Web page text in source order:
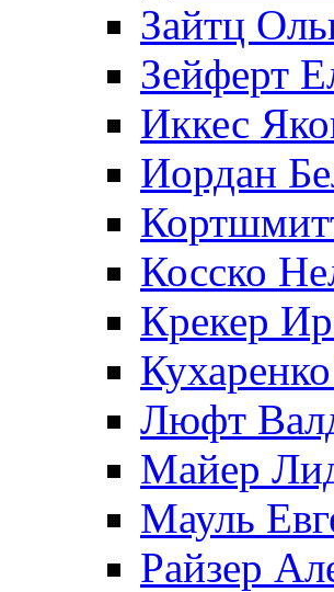
Зайтц
Зейферт
Иккес
Иордан
Косско
Крекер
Люфт
Майер
Мауль
Райзер